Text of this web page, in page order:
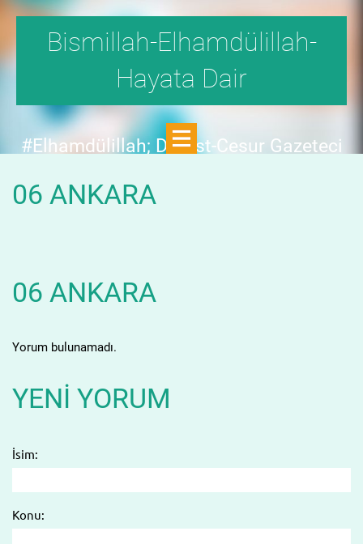
Bismillah-Elhamdülillah-
Hayata Dair
#Elhamdülillah; Dürüst-Cesur Gazeteci
Dergisi,fetö tehlikesini SAYFA SAYFA
06 ANKARA
06 ANKARA
Yorum bulunamadı.
YENI YORUM
İsim:
Konu: